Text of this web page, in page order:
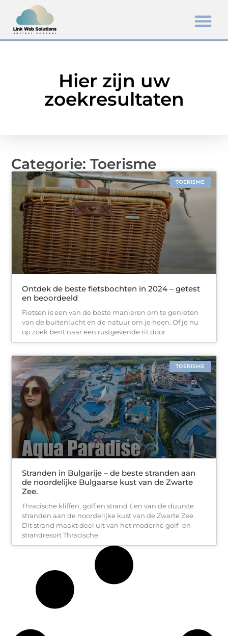
Hier zijn uw
zoekresultaten
Categorie: Toerisme
TOERISME
Ontdek de beste fietsbochten in 2024 – getest
en beoordeeld
Fietsen is een van de beste manieren om te genieten
van de buitenlucht en de natuur om je heen. Of je nu
op zoek bent naar een rustgevende rit door
TOERISME
Stranden in Bulgarije – de beste stranden aan
de noordelijke Bulgaarse kust van de Zwarte
Zee.
Thracische kliffen, golf en strand Een van de duurste
stranden aan de noordelijke kust van de Zwarte Zee.
Dit strand maakt deel uit van het moderne golf- en
strandresort Thracische